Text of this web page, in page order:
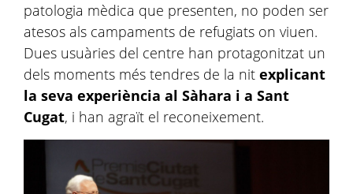
patologia mèdica que presenten, no poden ser
atesos als campaments de refugiats on viuen.
Dues usuàries del centre han protagonitzat un
dels moments més tendres de la nit explicant
la seva experiència al Sàhara i a Sant
Cugat, i han agraït el reconeixement.